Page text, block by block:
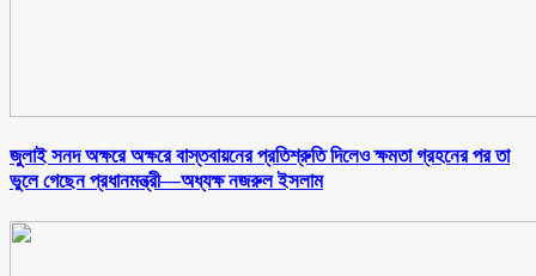
জুলাই সনদ অক্ষরে অক্ষরে বাস্তবায়নের প্রতিশ্রুতি দিলেও ক্ষমতা গ্রহনের পর তা
ভুলে গেছেন প্রধানমন্ত্রী—অধ্যক্ষ নজরুল ইসলাম